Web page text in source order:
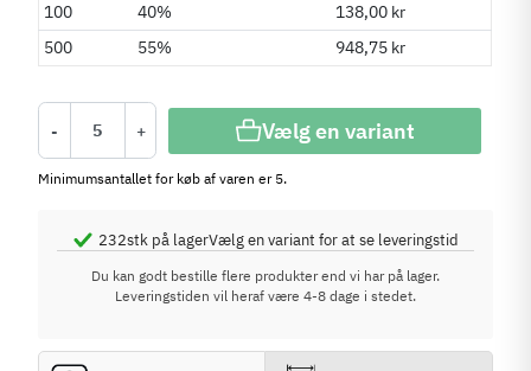
100
40%
138,00 kr
500
55% 948,75 kr
- + Vælg en variant
Minimumsantallet for køb af varen er 5.
232stk på lagerVælg en variant for at se leveringstid
Du kan godt bestille flere produkter end vi har på lager.
Leveringstiden vil heraf være 4-8 dage i stedet.